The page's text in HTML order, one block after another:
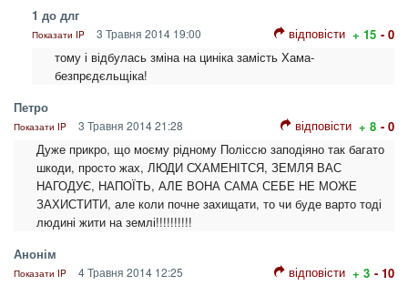
1 до длг
Показати IP 3 Травня 2014 19:00 відповісти + 15 - 0
тому і відбулась зміна на циніка замість Хама-
безпрєдєльщіка!
Петро
Показати IP 3 Травня 2014 21:28 відповісти + 8 - 0
Дуже прикро, що моєму рідному Поліссю заподіяно так багато
шкоди, просто жах, ЛЮДИ СХАМЕНІТСЯ, ЗЕМЛЯ ВАС
НАГОДУЄ, НАПОЇТЬ, АЛЕ ВОНА САМА СЕБЕ НЕ МОЖЕ
ЗАХИСТИТИ, але коли почне захищати, то чи буде варто тоді
людині жити на землі!!!!!!!!!!
Анонім
Показати IP 4 Травня 2014 12:25 відповісти + 3 - 10